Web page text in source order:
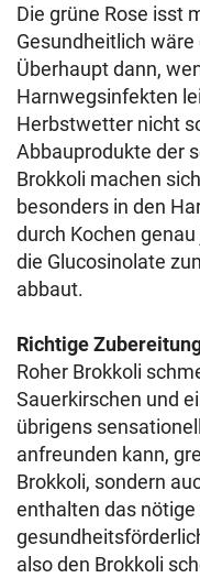
Die grüne Rose isst
Gesundheitlich
Überhaupt dann,
Harnwegsinfekten
Herbstwetter nicht
Abbauprodukte der
Brokkoli machen
besonders in den
durch Kochen
die Glucosinolate
abbaut.
Richtige
Roher Brokkoli
Sauerkirschen und
übrigens
anfreunden kann,
Brokkoli, sondern
enthalten das
also den Brokkoli